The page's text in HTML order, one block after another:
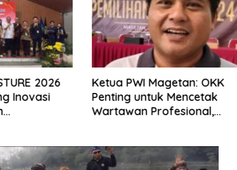
2026
Inovasi
Ketua PWI Magetan: OKK
Penting untuk Mencetak
Wartawan Profesional,